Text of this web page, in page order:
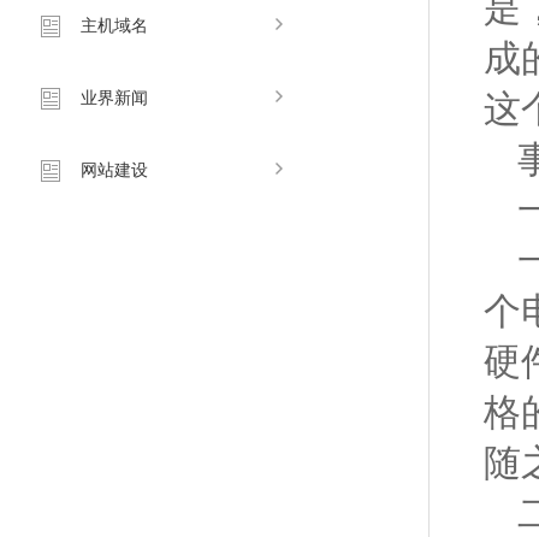
主机域名
业界新闻
网站建设
是
成
这
个
硬
格
随